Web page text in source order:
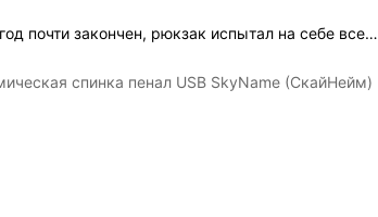
почти закончен, рюкзак испытал на себе все…
спинка пенал USB SkyName (СкайНейм)